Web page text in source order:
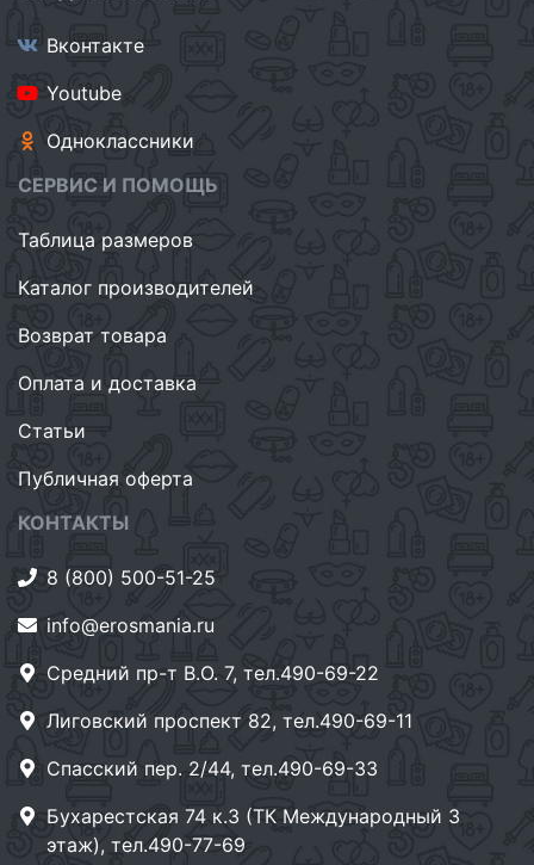
Вконтакте
Youtube
Одноклассники
СЕРВИС И ПОМОЩЬ
Таблица размеров
Каталог производителей
Возврат товара
Оплата и доставка
Статьи
Публичная оферта
КОНТАКТЫ
8 (800) 500-51-25
info@erosmania.ru
Средний пр-т В.О. 7, тел.490-69-22
Лиговский проспект 82, тел.490-69-11
Спасский пер. 2/44, тел.490-69-33
Бухарестская 74 к.3 (ТК Международный 3
этаж), тел.490-77-69